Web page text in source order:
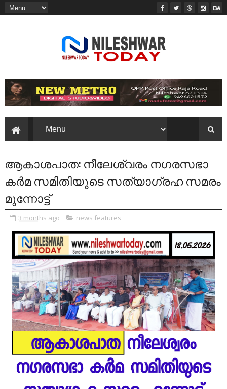
ആകാശപാത: നീലേശ്വരം നഗരസഭാ
കർമ സമിതിയുടെ സത്യാഗ്രഹ സമരം
മുന്നോട്ട്
3 months ago news features